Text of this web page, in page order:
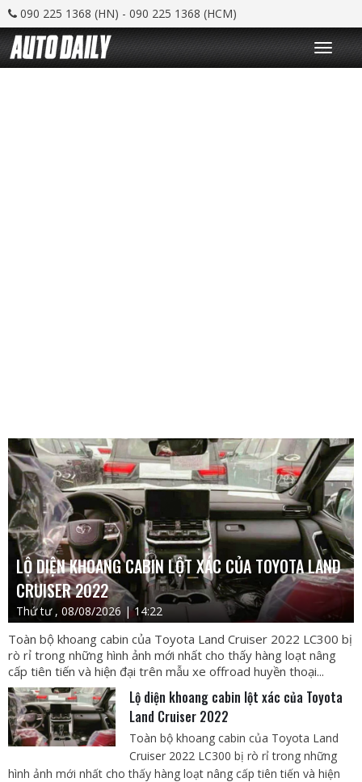
090 225 1368 (HN) - 090 225 1368 (HCM)
T
o
g
LỘ DIỆN KHOANG CABIN LỘT XÁC CỦA TOYOTA LAND
CRUISER 2022
Thứ tư , 08/08/2026 | 14:22
Toàn bộ khoang cabin của Toyota Land Cruiser 2022 LC300 bị
rò rỉ trong những hình ảnh mới nhất cho thấy hàng loạt nâng
cấp tiên tiến và hiện đại trên mẫu xe offroad huyền thoại...
Lộ diện khoang cabin lột xác của Toyota
Land Cruiser 2022
Toàn bộ khoang cabin của Toyota Land
Cruiser 2022 LC300 bị rò rỉ trong những
hình ảnh mới nhất cho thấy hàng loạt nâng cấp tiên tiến và hiện